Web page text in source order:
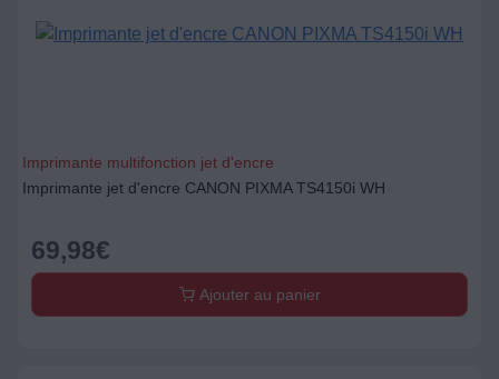
Imprimante multifonction jet d'encre
Imprimante jet d'encre CANON PIXMA TS4150i WH
69,98€
Ajouter au panier